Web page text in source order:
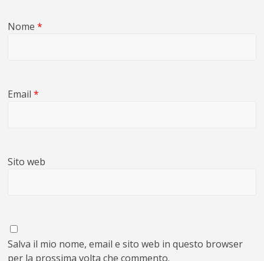
Nome*
Email*
Sito web
Salva il mio nome, email e sito web in questo browser
per la prossima volta che commento.